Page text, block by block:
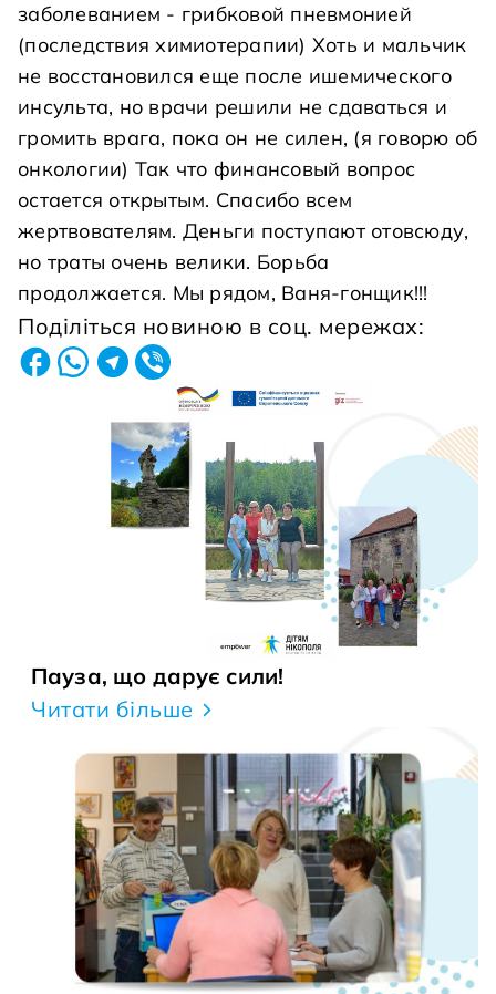
заболеванием - грибковой пневмонией
(последствия химиотерапии) Хоть и мальчик
не восстановился еще после ишемического
инсульта, но врачи решили не сдаваться и
громить врага, пока он не силен, (я говорю об
онкологии) Так что финансовый вопрос
остается открытым. Спасибо всем
жертвователям. Деньги поступают отовсюду,
но траты очень велики. Борьба
продолжается. Мы рядом, Ваня-гонщик!!!
Поділіться новиною в соц. мережах:
Пауза, що дарує сили!
Читати більше